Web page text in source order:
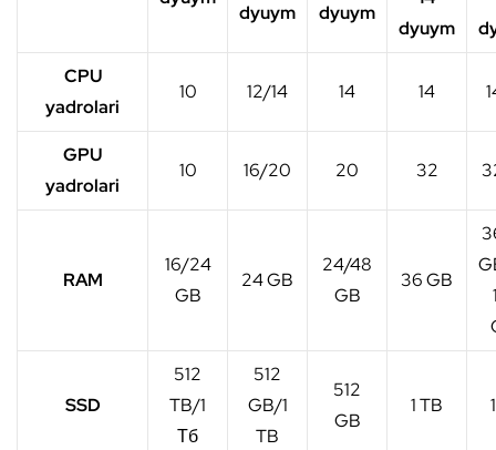
dyuym
dyuym
dyuym
CPU
yadrolari
10 12/14 14 14
GPU
yadrolari
10 16/20 20 32
RAM
16/24
GB
24 GB
24/48
GB
36 GB
SSD
512
TB/1
Тб
512
GB/1
TB
512
GB
1 TB